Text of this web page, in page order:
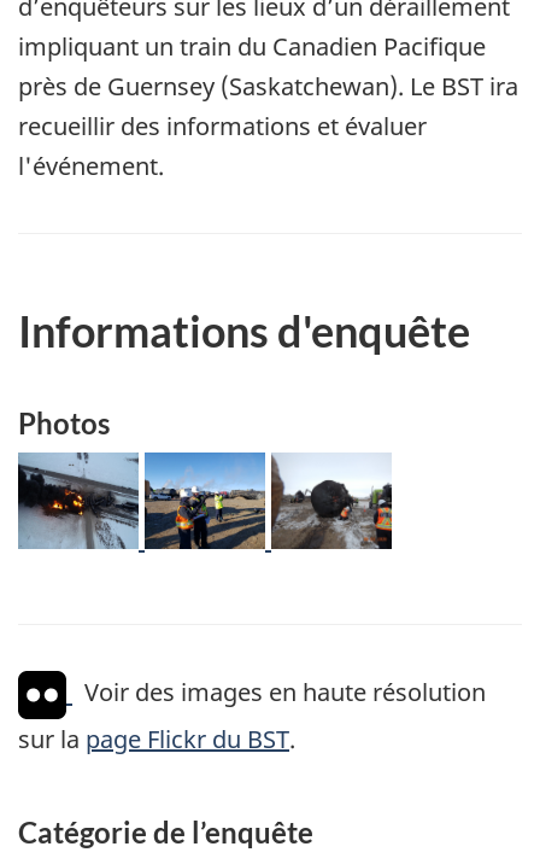
d’enquêteurs sur les lieux d’un déraillement
impliquant un train du Canadien Pacifique
près de Guernsey (Saskatchewan). Le BST ira
recueillir des informations et évaluer
l'événement.
Informations d'enquête
Photos
Image Image Image
Voir des images en haute résolution
sur la page Flickr du BST.
Catégorie de l’enquête